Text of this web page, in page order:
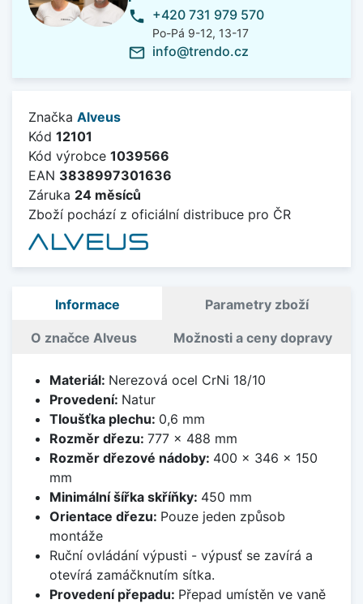
phone +420 731 979 570
Po-Pá 9-12, 13-17
mail_outline info@trendo.cz
Značka Alveus
Kód 12101
Kód výrobce 1039566
EAN 3838997301636
Záruka 24 měsíců
Zboží pochází z oficiální distribuce pro ČR
Informace Parametry zboží
O značce Alveus Možnosti a ceny dopravy
Materiál: Nerezová ocel CrNi 18/10
Provedení: Natur
Tloušťka plechu: 0,6 mm
Rozměr dřezu: 777 x 488 mm
Rozměr dřezové nádoby: 400 x 346 x 150
mm
Minimální šířka skříňky: 450 mm
Orientace dřezu: Pouze jeden způsob
montáže
Ruční ovládání výpusti - výpusť se zavírá a
otevírá zamáčknutím sítka.
Provedení přepadu: Přepad umístěn ve vaně